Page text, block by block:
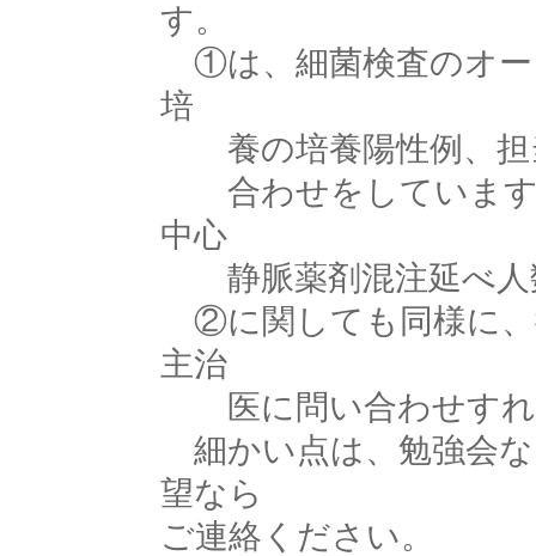
す。
①は、細菌検査のオー
培
養の培養陽性例、担
合わせをしています
中心
静脈薬剤混注延べ人
②に関しても同様に、
主治
医に問い合わせすれ
細かい点は、勉強会
望なら
ご連絡ください。